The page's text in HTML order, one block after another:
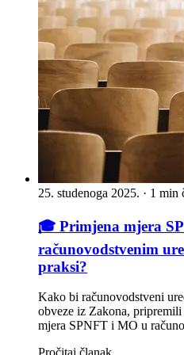
25. studenoga 2025. · 1 min
🎓 Primjena mjera
računovodstvenim
praksi?
Kako bi računovodstveni
obveze iz Zakona,
mjera SPNFT i MO u